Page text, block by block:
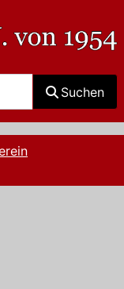
Suchen